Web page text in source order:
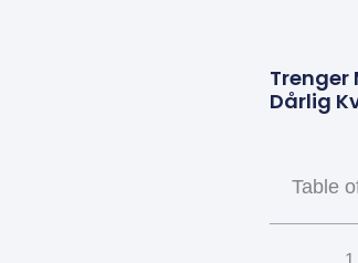
Trenger
Dårlig
Table